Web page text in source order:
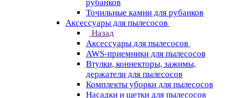
рубанков
Точильные камни для рубанков
Аксессуары для пылесосов
Назад
Аксессуары для пылесосов
AWS-приемники для пылесосов
Втулки, коннекторы, зажимы,
держатели для пылесосов
Комплекты уборки для пылесосов
Насадки и щетки для пылесосов